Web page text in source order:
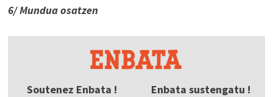
6/ Mundua osatzen
Soutenez Enbata ! Enbata sustengatu !